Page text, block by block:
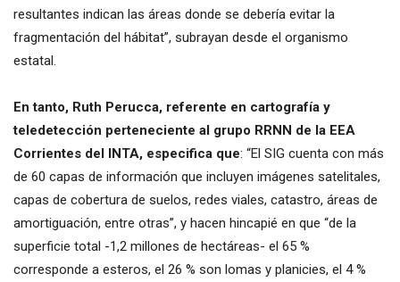
resultantes indican las áreas donde se debería evitar la
fragmentación del hábitat”, subrayan desde el organismo
estatal.
En tanto, Ruth Perucca, referente en cartografía y
teledetección perteneciente al grupo RRNN de la EEA
Corrientes del INTA, especifica que: “El SIG cuenta con más
de 60 capas de información que incluyen imágenes satelitales,
capas de cobertura de suelos, redes viales, catastro, áreas de
amortiguación, entre otras”, y hacen hincapié en que “de la
superficie total -1,2 millones de hectáreas- el 65 %
corresponde a esteros, el 26 % son lomas y planicies, el 4 %